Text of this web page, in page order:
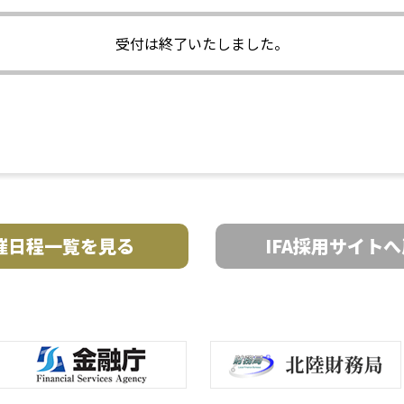
受付は終了いたしました。
日程一覧を見る IFA採用サイト